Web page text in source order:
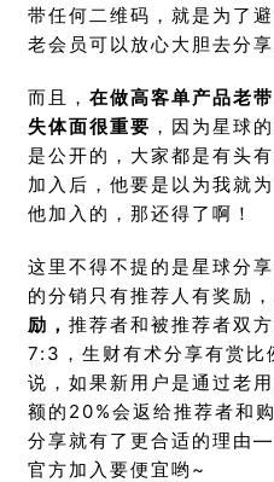
带任何二维码，就是为了
老会员可以放心大胆去分享
而且， 在做高客单产品老
失体面很重要 ，因为星球
是公开的，大家都是有头
加入后，他要是以为我就
他加入的，那还得了啊！
这里不得不提的是星球分
的分销只有推荐人有奖励，
励， 推荐者和被推荐者双
7:3，生财有术分享有赏比
说，如果新用户是通过老
额的20%会返给推荐者和
分享就有了更合适的理由
官方加入要便宜哟~